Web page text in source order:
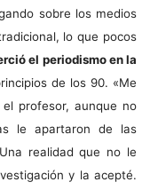
sobre los medios
lo que pocos
el periodismo en la
de los 90. «Me
profesor, aunque no
le apartaron de las
realidad que no le
y la acepté.